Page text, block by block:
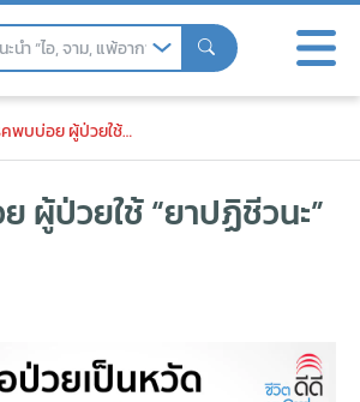
วยใช้ “ยาปฏิชีวนะ” แบบ
อย ผู้ป่วยใช้ “ยาปฏิชีวนะ” แบบผิดๆ !
ผู้ป่วยใช้ “ยาปฏิชีวนะ”